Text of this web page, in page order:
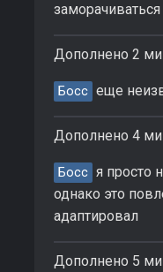
заморачиваться
Дополнено 2
Босс еще
Дополнено 4
Босс я просто
однако это
адаптировал
Дополнено 5